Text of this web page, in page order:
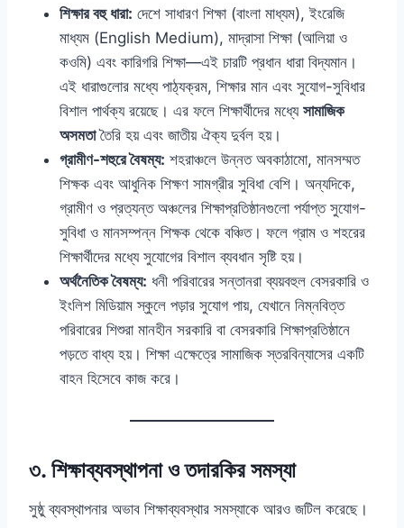
শিক্ষার বহু ধারা: দেশে সাধারণ শিক্ষা (বাংলা মাধ্যম), ইংরেজি
মাধ্যম (English Medium), মাদ্রাসা শিক্ষা (আলিয়া ও
কওমি) এবং কারিগরি শিক্ষা—এই চারটি প্রধান ধারা বিদ্যমান।
এই ধারাগুলোর মধ্যে পাঠ্যক্রম, শিক্ষার মান এবং সুযোগ-সুবিধার
বিশাল পার্থক্য রয়েছে। এর ফলে শিক্ষার্থীদের মধ্যে সামাজিক
অসমতাতৈরি হয় এবং জাতীয় ঐক্য দুর্বল হয়।
গ্রামীণ-শহুরে বৈষম্য: শহরাঞ্চলে উন্নত অবকাঠামো, মানসম্মত
শিক্ষক এবং আধুনিক শিক্ষণ সামগ্রীর সুবিধা বেশি। অন্যদিকে,
গ্রামীণ ও প্রত্যন্ত অঞ্চলের শিক্ষাপ্রতিষ্ঠানগুলো পর্যাপ্ত সুযোগ-
সুবিধা ও মানসম্পন্ন শিক্ষক থেকে বঞ্চিত। ফলে গ্রাম ও শহরের
শিক্ষার্থীদের মধ্যে সুযোগের বিশাল ব্যবধান সৃষ্টি হয়।
অর্থনৈতিক বৈষম্য: ধনী পরিবারের সন্তানরা ব্যয়বহুল বেসরকারি ও
ইংলিশ মিডিয়াম স্কুলে পড়ার সুযোগ পায়, যেখানে নিম্নবিত্ত
পরিবারের শিশুরা মানহীন সরকারি বা বেসরকারি শিক্ষাপ্রতিষ্ঠানে
পড়তে বাধ্য হয়। শিক্ষা এক্ষেত্রে সামাজিক স্তরবিন্যাসের একটি
বাহন হিসেবে কাজ করে।
৩. শিক্ষাব্যবস্থাপনা ও তদারকির সমস্যা
সুষ্ঠু ব্যবস্থাপনার অভাব শিক্ষাব্যবস্থার সমস্যাকে আরও জটিল করেছে।